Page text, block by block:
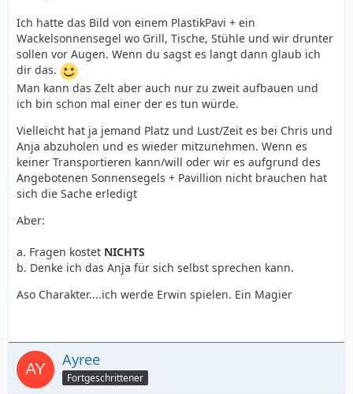
Ich hatte das Bild von einem PlastikPavi + ein
Wackelsonnensegel wo Grill, Tische, Stühle und wir drunter
sollen vor Augen. Wenn du sagst es langt dann glaub ich
dir das.
Man kann das Zelt aber auch nur zu zweit aufbauen und
ich bin schon mal einer der es tun würde.
Vielleicht hat ja jemand Platz und Lust/Zeit es bei Chris und
Anja abzuholen und es wieder mitzunehmen. Wenn es
keiner Transportieren kann/will oder wir es aufgrund des
Angebotenen Sonnensegels + Pavillion nicht brauchen hat
sich die Sache erledigt
Aber:
a. Fragen kostet NICHTS
b. Denke ich das Anja für sich selbst sprechen kann.
Aso Charakter....ich werde Erwin spielen. Ein Magier
Ayree
Fortgeschrittener